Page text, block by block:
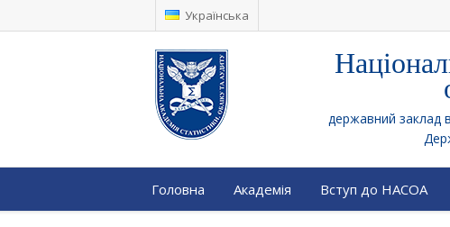
Українська
державний заклад
Головна Академія Вступ до НАСОА